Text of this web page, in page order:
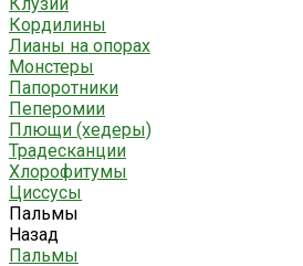
Кордилины
Лианы на опорах
Монстеры
Папоротники
Пеперомии
Плющи (хедеры)
Традесканции
Хлорофитумы
Циссусы
Пальмы
Назад
Пальмы